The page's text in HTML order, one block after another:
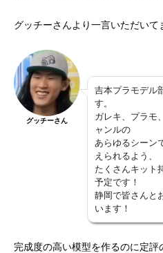
グッチーさんより一言いただいて
グッチーさん
吉本プラモデル
す。
ガレキ、プラモ
ャンルの
あらゆるシーン
えられるよう、
たくさんキット
予定です！
静岡で皆さんと
います！
完成度の高い模型を作るのに定